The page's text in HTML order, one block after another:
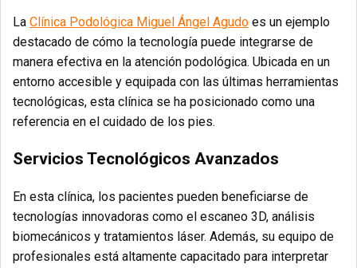
La Clínica Podológica Miguel Ángel Agudo es un ejemplo
destacado de cómo la tecnología puede integrarse de
manera efectiva en la atención podológica. Ubicada en un
entorno accesible y equipada con las últimas herramientas
tecnológicas, esta clínica se ha posicionado como una
referencia en el cuidado de los pies.
Servicios Tecnológicos Avanzados
En esta clínica, los pacientes pueden beneficiarse de
tecnologías innovadoras como el escaneo 3D, análisis
biomecánicos y tratamientos láser. Además, su equipo de
profesionales está altamente capacitado para interpretar